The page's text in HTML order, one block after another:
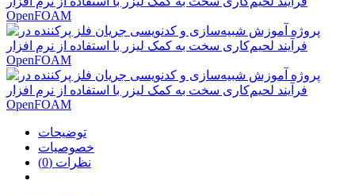
توضیحات
خصوصیات
نظرات (0)